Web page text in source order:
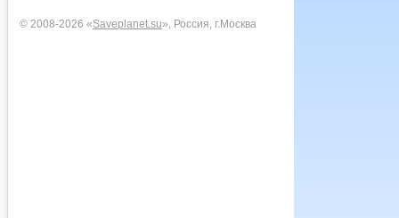
© 2008-2026 «Saveplanet.su», Россия, г.Москва